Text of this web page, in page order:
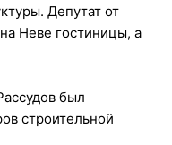
Депутат от
Неве гостиницы, а
был
строительной